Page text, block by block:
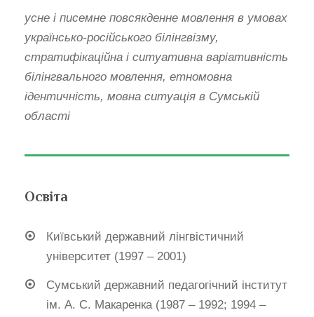
усне і писемне повсякденне мовлення в умовах
українсько-російського білінгвізму,
стратифікаційна і ситуативна варіативність
білінгвального мовлення, етномовна
ідентичність, мовна ситуація в Сумській
області
Освіта
Київський державний лінгвістичний
університет (1997 – 2001)
Сумський державний педагогічний інститут
ім. А. С. Макаренка (1987 – 1992; 1994 –